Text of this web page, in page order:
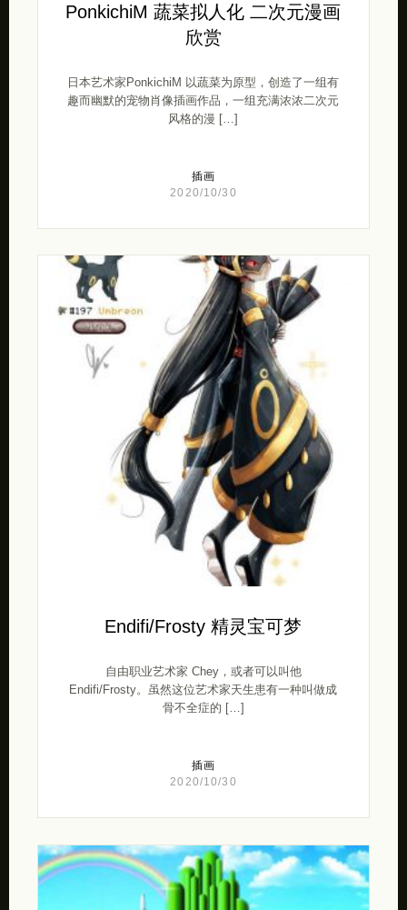
PonkichiM 蔬菜拟人化 二次元漫画
欣赏
日本艺术家PonkichiM 以蔬菜为原型，创造了一组有
趣而幽默的宠物肖像插画作品，一组充满浓浓二次元
风格的漫 […]
插画
2020/10/30
Endifi/Frosty 精灵宝可梦
自由职业艺术家 Chey，或者可以叫他
Endifi/Frosty。虽然这位艺术家天生患有一种叫做成
骨不全症的 […]
插画
2020/10/30